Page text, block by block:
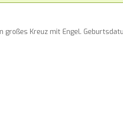
Kreuz mit Engel.